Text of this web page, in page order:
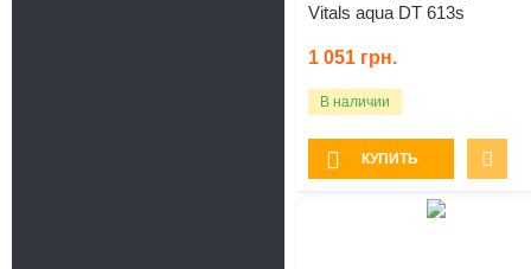
Vitals aqua DT 613s
1 051 грн.
В наличии
КУПИТЬ